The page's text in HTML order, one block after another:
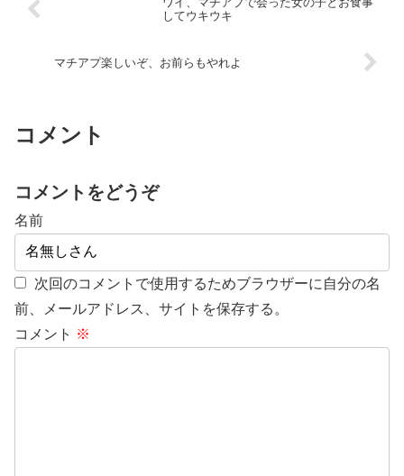
してウキウキ
マチアプ楽しいぞ、お前らもやれよ
コメント
コメントをどうぞ
名前
次回のコメントで使用するためブラウザーに自分の名
前、メールアドレス、サイトを保存する。
コメント ※